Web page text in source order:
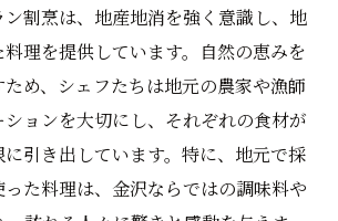
割烹は、地産地消を強く意識し、地
理を提供しています。自然の恵みを
め、シェフたちは地元の農家や漁師
ョンを大切にし、それぞれの食材が
引き出しています。特に、地元で採
た料理は、金沢ならではの調味料や